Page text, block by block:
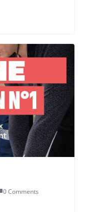
0 Comments